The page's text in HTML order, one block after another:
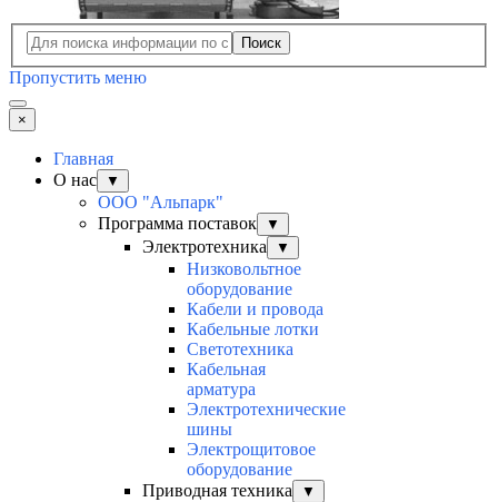
Поиск
Пропустить меню
×
Главная
О нас
▼
ООО "Альпарк"
Программа поставок
▼
Электротехника ▼
Низковольтное
оборудование
Кабели и провода
Кабельные лотки
Светотехника
Кабельная
арматура
Электротехнические
шины
Электрощитовое
оборудование
Приводная техника
▼